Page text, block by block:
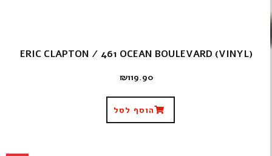
ERIC CLAPTON ‎/ 461 OCEAN BOULEVARD (VINYL)
₪119.90
הוסף לסל